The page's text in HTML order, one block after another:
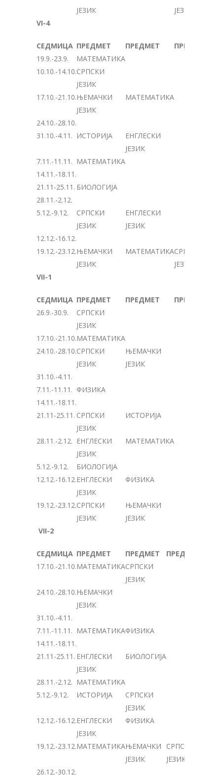
ЈЕЗИК
ЈЕЗИК
VI-4
СЕДМИЦА ПРЕДМЕТ ПРЕДМЕТ
ПРЕДМЕТ
19.9.-23.9.
МАТЕМАТИКА
10.10.-14.10.СРПСКИ
ЈЕЗИК
17.10.-21.10.ЊЕМАЧКИ
ЈЕЗИК
МАТЕМАТИКА
24.10.-28.10.
31.10.-4.11. ИСТОРИЈА
ЕНГЛЕСКИ
ЈЕЗИК
7.11.-11.11. МАТЕМАТИКА
14.11.-18.11.
21.11-25.11. БИОЛОГИЈА
28.11.-2.12.
5.12.-9.12.
СРПСКИ
ЈЕЗИК
ЕНГЛЕСКИ
ЈЕЗИК
12.12.-16.12.
19.12.-23.12.ЊЕМАЧКИ
ЈЕЗИК
МАТЕМАТИКАСРПСКИ
ЈЕЗИК
VII-1
СЕДМИЦА ПРЕДМЕТ ПРЕДМЕТ
ПРЕДМЕТ
26.9.-30.9.
СРПСКИ
ЈЕЗИК
17.10.-21.10.МАТЕМАТИКА
24.10.-28.10.СРПСКИ
ЈЕЗИК
ЊЕМАЧКИ
ЈЕЗИК
31.10.-4.11.
7.11.-11.11. ФИЗИКА
14.11.-18.11.
21.11-25.11. СРПСКИ
ЈЕЗИК
ИСТОРИЈА
28.11.-2.12. ЕНГЛЕСКИ
ЈЕЗИК
МАТЕМАТИКА
5.12.-9.12.
БИОЛОГИЈА
12.12.-16.12.ЕНГЛЕСКИ
ЈЕЗИК
ФИЗИКА
19.12.-23.12.СРПСКИ
ЈЕЗИК
ЊЕМАЧКИ
ЈЕЗИК
VII-2
СЕДМИЦА ПРЕДМЕТ ПРЕДМЕТ
ПРЕДМЕТ
17.10.-21.10.МАТЕМАТИКАСРПСКИ
ЈЕЗИК
24.10.-28.10.ЊЕМАЧКИ
ЈЕЗИК
31.10.-4.11.
7.11.-11.11. МАТЕМАТИКАФИЗИКА
14.11.-18.11.
21.11-25.11. ЕНГЛЕСКИ
ЈЕЗИК
БИОЛОГИЈА
28.11.-2.12. МАТЕМАТИКА
5.12.-9.12.
ИСТОРИЈА
СРПСКИ
ЈЕЗИК
12.12.-16.12.ЕНГЛЕСКИ
ЈЕЗИК
ФИЗИКА
19.12.-23.12.МАТЕМАТИКАЊЕМАЧКИ
ЈЕЗИК
СРПСКИ
ЈЕЗИК
26.12.-30.12.